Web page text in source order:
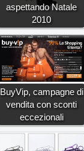
aspettando Natale
2010
BuyVip, campagne di
vendita con sconti
eccezionali